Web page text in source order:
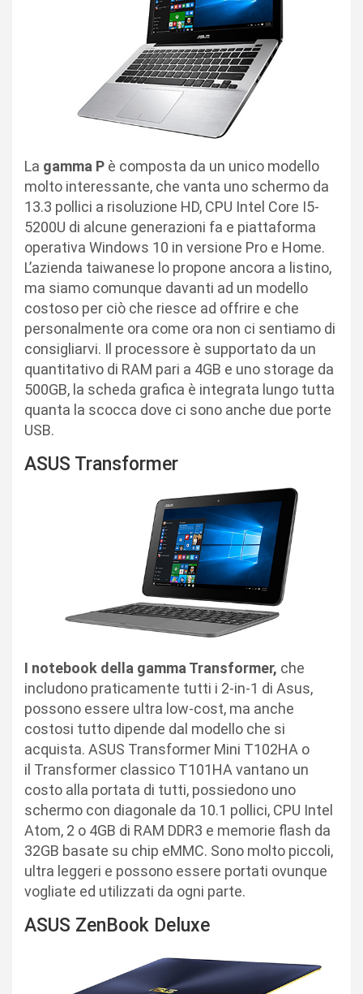
La gamma P è composta da un unico modello
molto interessante, che vanta uno schermo da
13.3 pollici a risoluzione HD, CPU Intel Core I5-
5200U di alcune generazioni fa e piattaforma
operativa Windows 10 in versione Pro e Home.
L’azienda taiwanese lo propone ancora a listino,
ma siamo comunque davanti ad un modello
costoso per ciò che riesce ad offrire e che
personalmente ora come ora non ci sentiamo di
consigliarvi. Il processore è supportato da un
quantitativo di RAM pari a 4GB e uno storage da
500GB, la scheda grafica è integrata lungo tutta
quanta la scocca dove ci sono anche due porte
USB.
ASUS Transformer
I notebook della gamma Transformer, che
includono praticamente tutti i 2-in-1 di Asus,
possono essere ultra low-cost, ma anche
costosi tutto dipende dal modello che si
acquista. ASUS Transformer Mini T102HA o
il Transformer classico T101HA vantano un
costo alla portata di tutti, possiedono uno
schermo con diagonale da 10.1 pollici, CPU Intel
Atom, 2 o 4GB di RAM DDR3 e memorie flash da
32GB basate su chip eMMC. Sono molto piccoli,
ultra leggeri e possono essere portati ovunque
vogliate ed utilizzati da ogni parte.
ASUS ZenBook Deluxe